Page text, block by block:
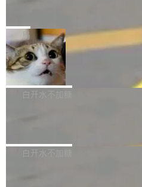
是把这段空隙补上。 回退到任何一
aDB 捕获 commit 之间的每一次操
微软同期总资本开支的四成。 与亚
bet、微软以及 Meta 等传统科技巨
ceXAI的资金消耗速度尤为引人瞩目
撑庞大支出的资金来源却呈现出截
貌。数据显示，微软和 Meta 主要
一个在终端里运行的编程 agent；
1.2，驱动这个 agent 的新模型。一
你可以用 curl -fsSL https://
sh | bash 安装一个能在大项目里
代码、验证结果的 AI 终端工具。
个主 agent 循环，外加一组后台
局
美团开源 LoHoSearch，用知识
准 AI 能力认知
机器出题的前提，是让机器拥有全
构建流程可以分为四个环节：建图
白开水不加糖
库，并将作为transport接入
白开水不加糖